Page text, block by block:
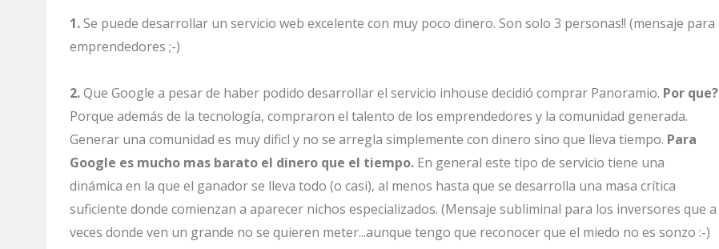
1.Se puede desarrollar un servicio web excelente con muy poco dinero. Son solo 3 personas!! (mensaje para
emprendedores ;-)
2.Que Google a pesar de haber podido desarrollar el servicio inhouse decidió comprar Panoramio. Por que?
Porque además de la tecnología, compraron el talento de los emprendedores y la comunidad generada.
Generar una comunidad es muy dificl y no se arregla simplemente con dinero sino que lleva tiempo. Para
Google es mucho mas barato el dinero que el tiempo. En general este tipo de servicio tiene una
dinámica en la que el ganador se lleva todo (o casi), al menos hasta que se desarrolla una masa crítica
suficiente donde comienzan a aparecer nichos especializados. (Mensaje subliminal para los inversores que a
veces donde ven un grande no se quieren meter...aunque tengo que reconocer que el miedo no es sonzo :-)